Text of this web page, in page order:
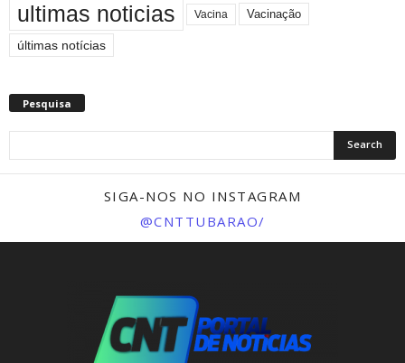
ultimas noticias Vacina Vacinação
últimas notícias
Pesquisa
SIGA-NOS NO INSTAGRAM
@CNTTUBARAO/